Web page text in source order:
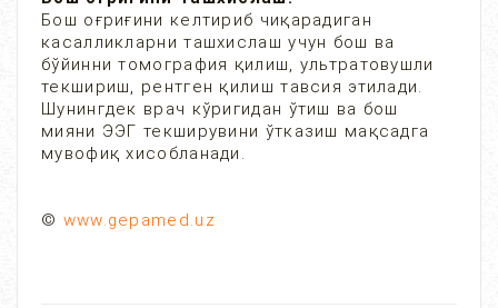
Бош оғриғини келтириб чиқарадиган
касалликларни ташхислаш учун бош ва
бўйинни томография қилиш, ультратовушли
текшириш, рентген қилиш тавсия этилади.
Шунингдек врач кўригидан ўтиш ва бош
мияни ЭЭГ текширувини ўтказиш мақсадга
мувофиқ хисобланади.
© www.gepamed.uz